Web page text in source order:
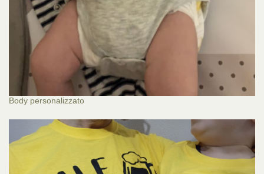
Body personalizzato